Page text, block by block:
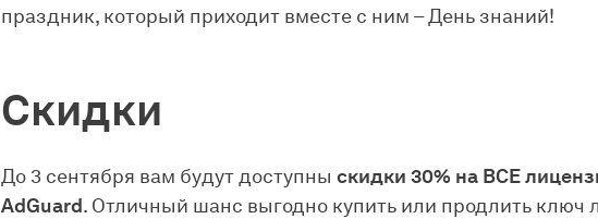
праздник, который приходит вместе с ним – День знаний!
Скидки
До 3 сентября вам будут доступны скидки 30% на ВСЕ
AdGuard. Отличный шанс выгодно купить или продлить ключ